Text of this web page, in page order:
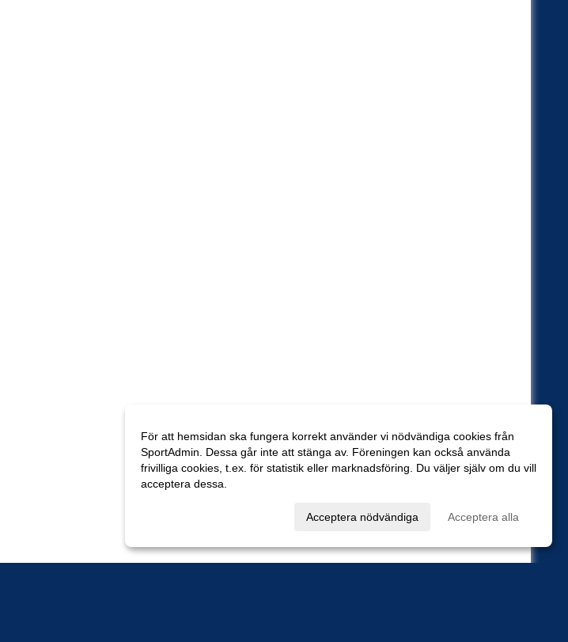
För att hemsidan ska fungera korrekt använder vi nödvändiga cookies från
SportAdmin. Dessa går inte att stänga av. Föreningen kan också använda
frivilliga cookies, t.ex. för statistik eller marknadsföring. Du väljer själv om du vill
acceptera dessa.
Acceptera nödvändiga Acceptera alla